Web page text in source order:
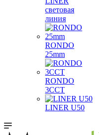
световая
линия
RONDO
25mm
RONDO
3CCT
LINER U50